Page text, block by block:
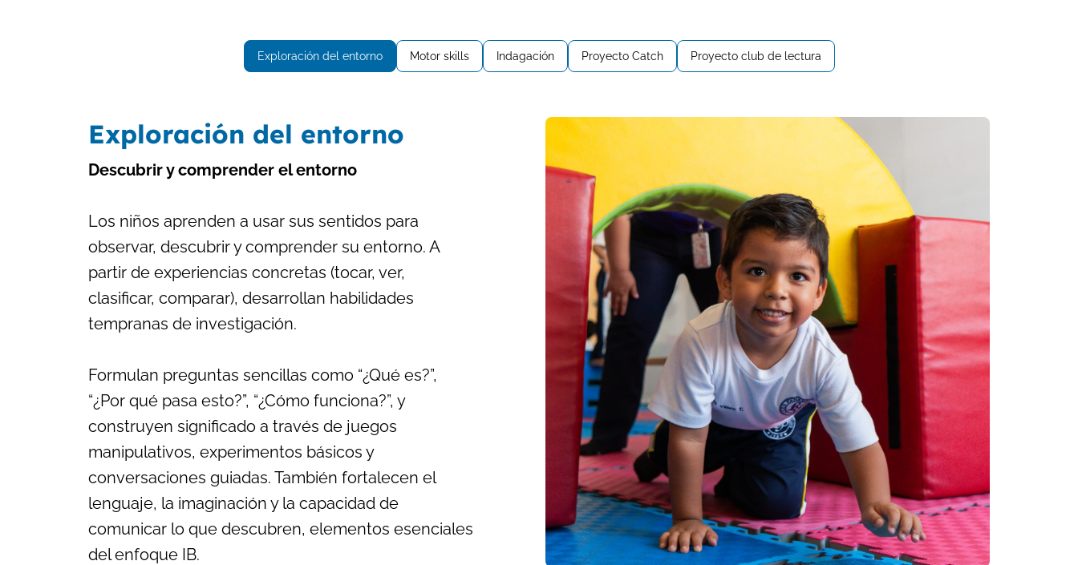
Exploración del entorno Motor skills Indagación Proyecto Catch Proyecto club de lectura
Exploración del entorno
Descubrir y comprender el entorno
Los niños aprenden a usar sus sentidos para
observar, descubrir y comprender su entorno. A
partir de experiencias concretas (tocar, ver,
clasificar, comparar), desarrollan habilidades
tempranas de investigación.
Formulan preguntas sencillas como “¿Qué es?”,
“¿Por qué pasa esto?”, “¿Cómo funciona?”, y
construyen significado a través de juegos
manipulativos, experimentos básicos y
conversaciones guiadas. También fortalecen el
lenguaje, la imaginación y la capacidad de
comunicar lo que descubren, elementos esenciales
del enfoque IB.